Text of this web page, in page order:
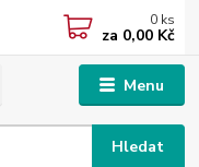
Menu
Hledat
0 ks
za 0,00 Kč